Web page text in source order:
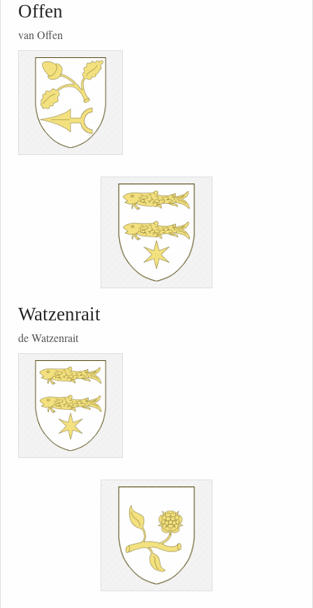
Offen
van Offen
Watzenrait
de Watzenrait